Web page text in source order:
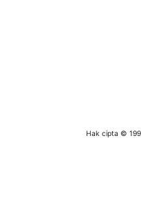
Hak cipta ©